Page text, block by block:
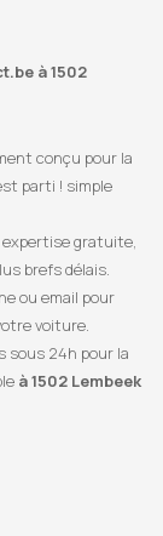
à 1502
conçu pour la
parti ! simple
expertise gratuite,
brefs délais.
ou email pour
voiture.
sous 24h pour la
à 1502 Lembeek